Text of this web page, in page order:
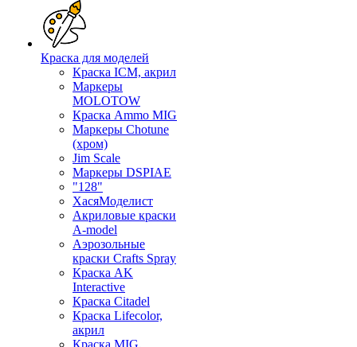
Краска для моделей
Краска ICM, акрил
Маркеры
MOLOTOW
Краска Ammo MIG
Маркеры Chotune
(хром)
Jim Scale
Маркеры DSPIAE
"128"
ХасяМоделист
Акриловые краски
A-model
Аэрозольные
краски Crafts Spray
Краска AK
Interactive
Краска Citadel
Краска Lifecolor,
акрил
Краска MIG,